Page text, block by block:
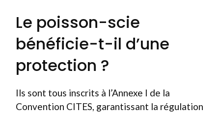
Le poisson-scie
bénéficie-t-il d’une
protection ?
Ils sont tous inscrits à l’Annexe I de la
Convention CITES, garantissant la régulation